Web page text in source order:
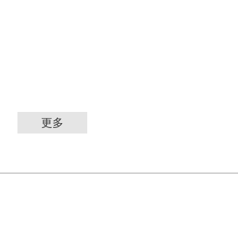
更多